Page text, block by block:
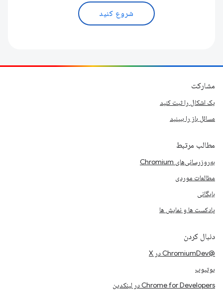
شروع کنید
مشارکت
یک اشکال را ثبت کنید
مسائل باز را ببینید
مطالب مرتبط
به‌روزرسانی‌های Chromium
مطالعات موردی
بایگانی
پادکست ها و نمایش ها
دنبال کردن
@ChromiumDev در X
یوتیوب
Chrome for Developers در لینکدین